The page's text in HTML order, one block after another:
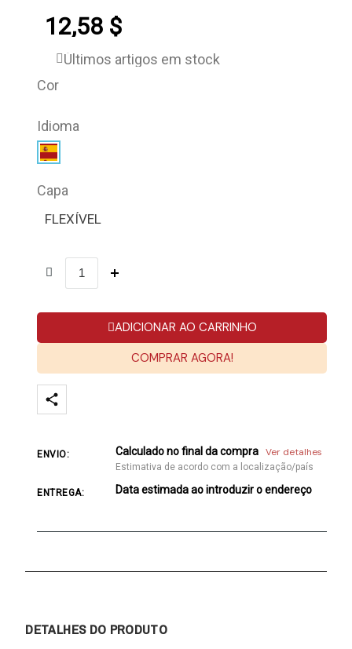
12,58 $
Últimos artigos em stock
Cor
Idioma
Capa
FLEXÍVEL
ADICIONAR AO CARRINHO
COMPRAR AGORA!
ENVIO: Calculado no final da compra Ver detalhes
Estimativa de acordo com a localização/país
ENTREGA: Data estimada ao introduzir o endereço
DETALHES DO PRODUTO